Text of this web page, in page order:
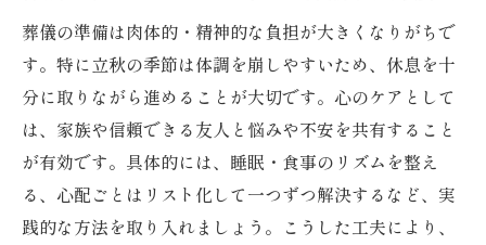
葬儀の準備は肉体的・精神的な負担が大きくなりがちで
す。特に立秋の季節は体調を崩しやすいため、休息を十
分に取りながら進めることが大切です。心のケアとして
は、家族や信頼できる友人と悩みや不安を共有すること
が有効です。具体的には、睡眠・食事のリズムを整え
る、心配ごとはリスト化して一つずつ解決するなど、実
践的な方法を取り入れましょう。こうした工夫により、